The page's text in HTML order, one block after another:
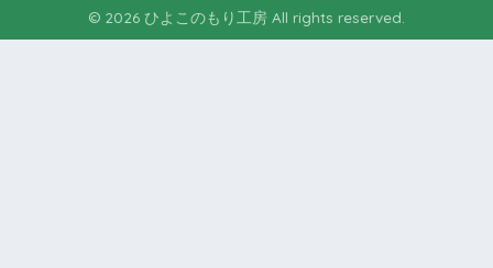
© 2026 ひよこのもり工房 All rights reserved.